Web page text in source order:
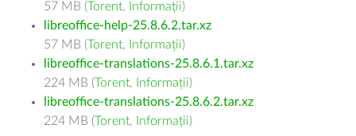
57 MB (Torent, Informații)
libreoffice-help-25.8.6.2.tar.xz
57 MB (Torent, Informații)
libreoffice-translations-25.8.6.1.tar.xz
224 MB (Torent, Informații)
libreoffice-translations-25.8.6.2.tar.xz
224 MB (Torent, Informații)